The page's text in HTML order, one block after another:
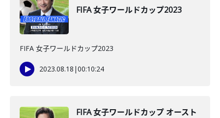
FIFA 女子ワールドカップ2023
FIFA 女子ワールドカップ2023
2023.08.18 |00:10:24
FIFA 女子ワールドカップ オースト